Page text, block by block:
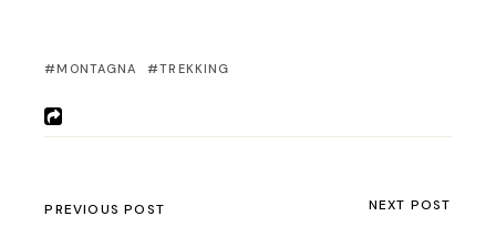
MONTAGNA TREKKING
PREVIOUS POST NEXT POST